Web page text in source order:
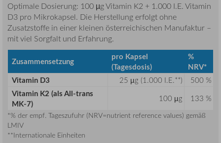
Optimale Dosierung: 100 µg Vitamin K2 + 1.000 I.E. Vitamin
D3 pro Mikrokapsel. Die Herstellung erfolgt ohne
Zusatzstoffe in einer kleinen österreichischen Manufaktur –
mit viel Sorgfalt und Erfahrung.
Zusammensetzung
pro Kapsel
(Tagesdosis)
%
NRV*
Vitamin D3
25 µg (1.000 I.E.**) 500 %
Vitamin K2 (als All-trans
MK-7)
100 µg 133 %
*% der empf. Tageszufuhr (NRV=nutrient reference values) gemäß
LMIV
**Internationale Einheiten